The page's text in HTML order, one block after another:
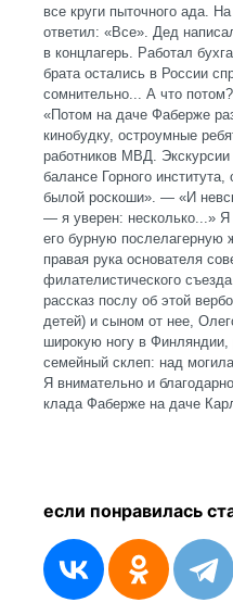
все круги пыточного ада.
ответил: «Все». Дед
в концлагерь. Работал
брата остались в России
сомнительно... А что
«Потом на даче Фаберже
кинобудку, остроумные
работников МВД.
балансе Горного
былой роскоши». — «И
— я уверен: несколько...» Я
его бурную послелагерную
правая рука основателя
филателистического
рассказ послу об этой
детей) и сыном от нее,
широкую ногу в
семейный склеп: над
Я внимательно и
клада Фаберже на даче
если понравилась